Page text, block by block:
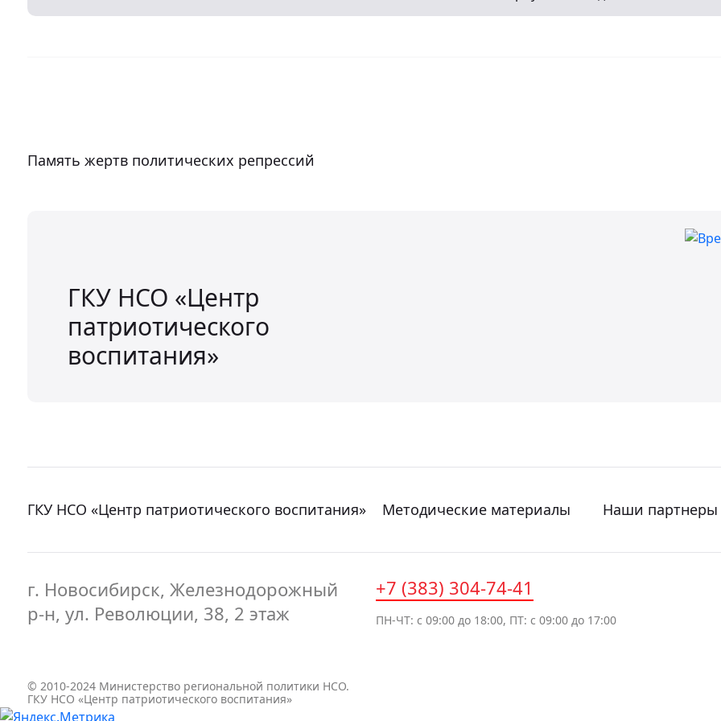
Память жертв политических репрессий
ГКУ НСО «Центр
патриотического
воспитания»
ГКУ НСО «Центр патриотического воспитания» Методические материалы Наши партнеры
г. Новосибирск, Железнодорожный
р-н, ул. Революции, 38, 2 этаж
+7 (383) 304-74-41
ПН-ЧТ: с 09:00 до 18:00, ПТ: с 09:00 до 17:00
© 2010-2024 Министерство региональной политики НСО.
ГКУ НСО «Центр патриотического воспитания»